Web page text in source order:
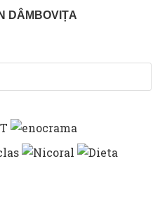
DÂMBOVIȚA